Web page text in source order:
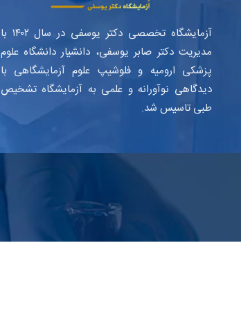
آزمایشگاه تخصصی دکتر یوسفی در سال ۱۴۰۲ با
مدیریت دکتر صابر یوسفی، دانشیار دانشگاه علوم
پزشکی ارومیه و فلوشیپ علوم آزمایشگاهی با
دیدگاهی نوآورانه و علمی به آزمایشگاه تشخیص
طبی تاسیس شد.